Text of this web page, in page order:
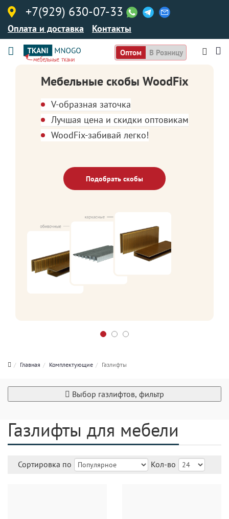
+7(929) 630-07-33
Оплата и доставка Контакты
Оптом В Розницу
Мебельные скобы WoodFix
V-образная заточка
Лучшая цена и скидки оптовикам
WoodFix-забивай легко!
Подобрать скобы
Главная Комплектующие Газлифты
Выбор газлифтов, фильтр
Газлифты для мебели
Сортировка по Кол-во